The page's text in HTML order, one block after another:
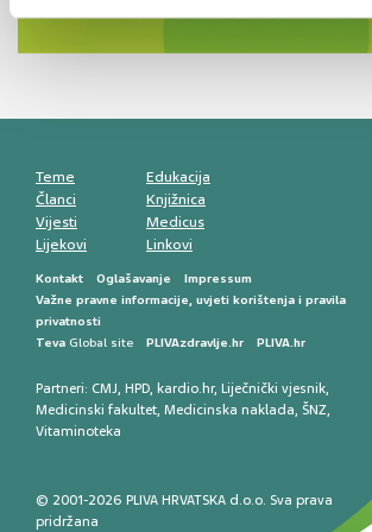
smetnji do rane onkološke
Antikoagulansi u ljekarničkoj praksi –
Teme
Članci
Vijesti
Lijekovi
Edukacija
Knjižnica
Medicus
Linkovi
Kontakt Oglašavanje
Impressum
Važne pravne informacije, uvjeti korištenja i pravila
privatnosti
Teva Global site PLIVAzdravlje.hr PLIVA.hr
Partneri: CMJ, HPD, kardio.hr, Liječnički vjesnik,
Medicinski fakultet, Medicinska naklada, ŠNZ,
Vitaminoteka
© 2001-2026 PLIVA HRVATSKA d.o.o. Sva prava
pridržana